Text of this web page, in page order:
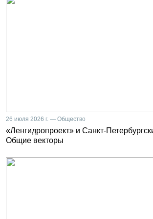
26 июля 2026 г. — Общество
«Ленгидропроект» и Санкт-
Общие векторы